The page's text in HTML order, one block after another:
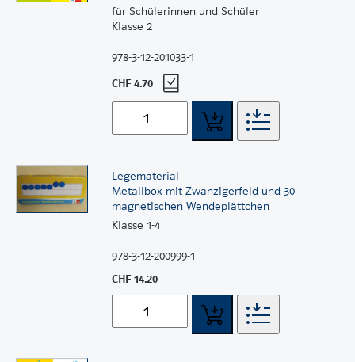
für Schülerinnen und Schüler
Klasse 2
978-3-12-201033-1
CHF 4.70
Legematerial
Metallbox mit Zwanzigerfeld und 30
magnetischen Wendeplättchen
Klasse 1-4
978-3-12-200999-1
CHF 14.20